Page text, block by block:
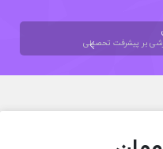
بر پیشرفت تحصیلی